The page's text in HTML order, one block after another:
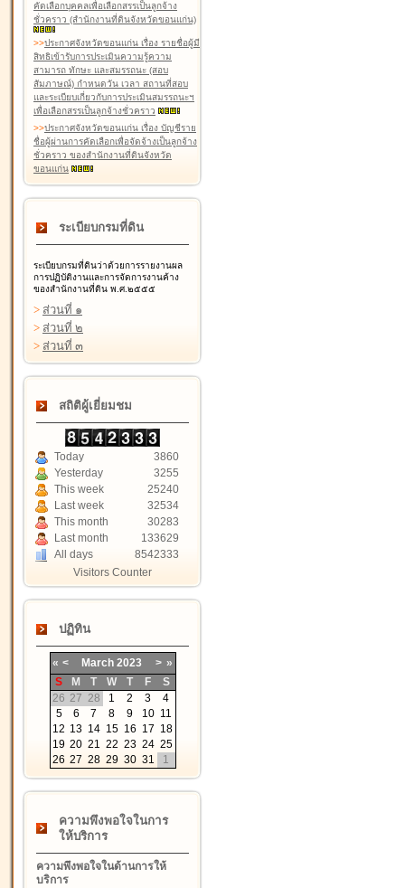
คัดเลือกบุคคลเพื่อเลือกสรรเป็นลูกจ้าง
ชั่วคราว (สำนักงานที่ดินจังหวัดขอนแก่น)
>>ประกาศจังหวัดขอนแก่น เรื่อง รายชื่อผู้มี
สิทธิเข้ารับการประเมินความรู้ความ
สามารถ ทักษะ และสมรรถนะ (สอบ
สัมภาษณ์) กำหนดวัน เวลา สถานที่สอบ
และระเบียบเกี่ยวกับการประเมินสมรรถนะฯ
เพื่อเลือกสรรเป็นลูกจ้างชั่วคราว
>>ประกาศจังหวัดขอนแก่น เรื่อง บัญชีราย
ชื่อผู้ผ่านการคัดเลือกเพื่อจัดจ้างเป็นลูกจ้าง
ชั่วคราว ของสำนักงานที่ดินจังหวัด
ขอนแก่น
ระเบียบกรมที่ดิน
ระเบียบกรมที่ดินว่าด้วยการรายงานผล
การปฏิบัติงานและการจัดการงานค้าง
ของสำนักงานที่ดิน พ.ศ.๒๕๕๕
> ส่วนที่ ๑
> ส่วนที่ ๒
> ส่วนที่ ๓
สถิติผู้เยี่ยมชม
Today
3860
Yesterday
3255
This week
25240
Last week
32534
This month
30283
Last month
133629
All days
8542333
Visitors Counter
ปฏิทิน
« < March 2023 > »
S
M T W T F
S
26 27 28 1 2 3
4
5
6 7 8 9 10 11
12 13 14 15 16 17 18
19 20 21 22 23 24 25
26 27 28 29 30 31 1
ความพึงพอใจในการ
ให้บริการ
ความพึงพอใจในด้านการให้
บริการ